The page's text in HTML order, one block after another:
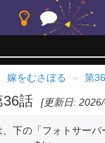
嫁をむさぼる 第
36話 [更新日:
下の「フォトサー